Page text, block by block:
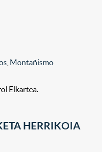
Montañismo
Elkartea.
HERRIKOIA